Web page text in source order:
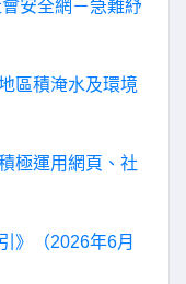
安全網－急難紓
區積淹水及環境
極運用網頁、社
》（2026年6月